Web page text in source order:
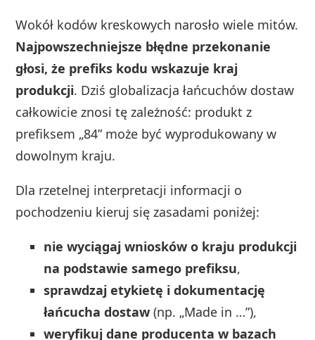
Wokół kodów kreskowych narosło wiele mitów.
Najpowszechniejsze błędne przekonanie
głosi, że prefiks kodu wskazuje kraj
produkcji. Dziś globalizacja łańcuchów dostaw
całkowicie znosi tę zależność: produkt z
prefiksem „84” może być wyprodukowany w
dowolnym kraju.
Dla rzetelnej interpretacji informacji o
pochodzeniu kieruj się zasadami poniżej:
nie wyciągaj wniosków o kraju produkcji
na podstawie samego prefiksu,
sprawdzaj etykietę i dokumentację
łańcucha dostaw (np. „Made in …”),
weryfikuj dane producenta w bazach